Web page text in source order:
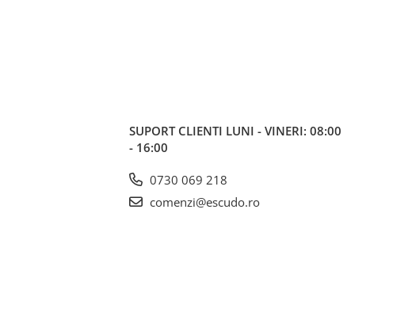
SUPORT CLIENTI LUNI - VINERI: 08:00
- 16:00
0730 069 218
comenzi@escudo.ro